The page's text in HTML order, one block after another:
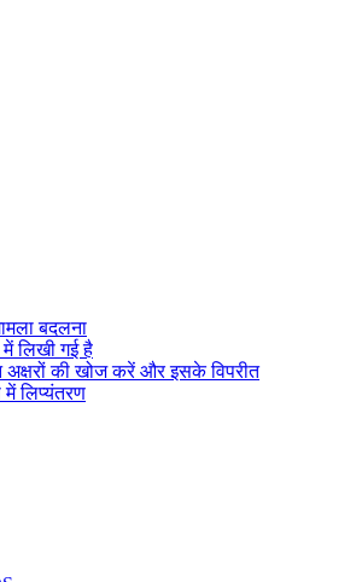
बदलना
में लिखी गई है
अक्षरों की खोज करें और इसके विपरीत
लिप्यंतरण